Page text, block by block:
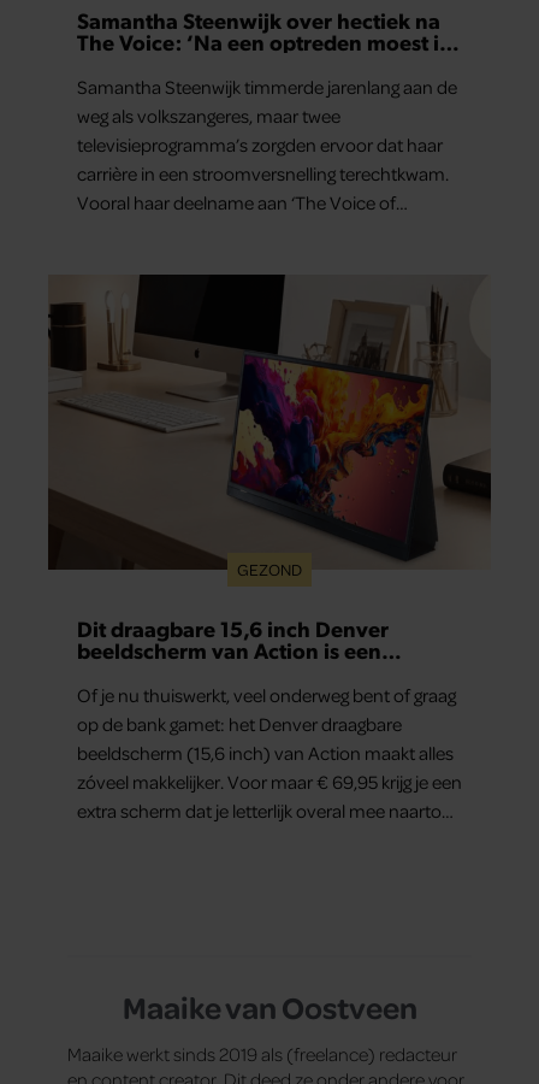
Samantha Steenwijk over hectiek na
The Voice: ‘Na een optreden moest ik
Samantha Steenwijk timmerde jarenlang aan de
weg als volkszangeres, maar twee
televisieprogramma’s zorgden ervoor dat haar
carrière in een stroomversnelling terechtkwam.
Vooral haar deelname aan ‘The Voice of
GEZOND
Dit draagbare 15,6 inch Denver
beeldscherm van Action is een
binge-watchers
Of je nu thuiswerkt, veel onderweg bent of graag
op de bank gamet: het Denver draagbare
beeldscherm (15,6 inch) van Action maakt alles
zóveel makkelijker. Voor maar € 69,95 krijg je een
extra scherm dat je letterlijk overal mee naartoe
Maaike van Oostveen
Maaike werkt sinds 2019 als (freelance) redacteur